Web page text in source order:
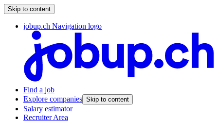
Skip to content
jobup.ch Navigation logo
Find a job
Explore companies Skip to content
Salary estimator
Recruiter Area